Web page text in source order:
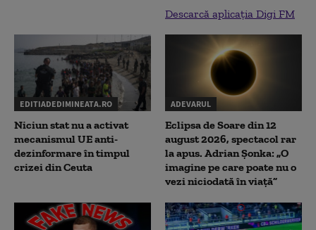
Descarcă aplicația Digi FM
EDITIADEDIMINEATA.RO
Niciun stat nu a activat
mecanismul UE anti-
dezinformare în timpul
crizei din Ceuta
ADEVARUL
Eclipsa de Soare din 12
august 2026, spectacol rar
la apus. Adrian Șonka: „O
imagine pe care poate nu o
vezi niciodată în viață”